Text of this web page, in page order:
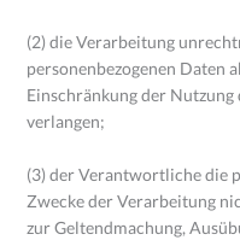
(2) die Verarbeitung
personenbezogenen Daten
Einschränkung der Nutzung
verlangen;
(3) der Verantwortliche die
Zwecke der Verarbeitung
zur Geltendmachung,